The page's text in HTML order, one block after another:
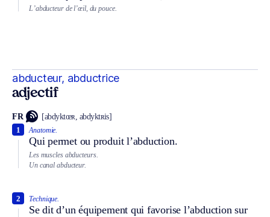
L’abducteur de l’œil, du pouce.
abducteur, abductrice
adjectif
FR [abdyktœʀ, abdyktʀis]
Anatomie.
Qui permet ou produit l’abduction.
1
Les muscles abducteurs.
Un canal abducteur.
Technique.
Se dit d’un équipement qui favorise l’abduction sur
2